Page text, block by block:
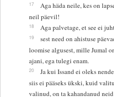
17
Aga häda neile, kes on
neil päevil!
18 Aga palvetage, et see ei
19
sest need on ahistuse
loomise algusest, mille Jumal
ajani, ega tulegi enam.
20
Ja kui Issand ei oleks
siis ei pääseks ükski, kuid
valinud, on ta kahandanud